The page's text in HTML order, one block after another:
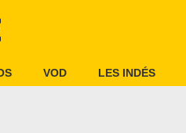
VOD LES INDÉS